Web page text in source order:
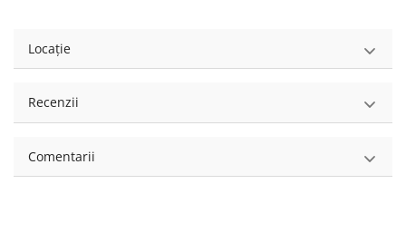
Locație
Recenzii
Comentarii